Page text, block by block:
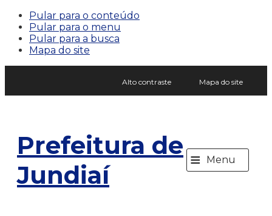
Pular para o conteúdo
Pular para o menu
Pular para a busca
Mapa do site
Alto contraste Mapa do site
Prefeitura de
Jundiaí
≡ Menu